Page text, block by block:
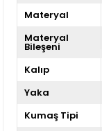
Materyal
Materyal
Bileşeni
Kalıp
Yaka
Kumaş Tipi